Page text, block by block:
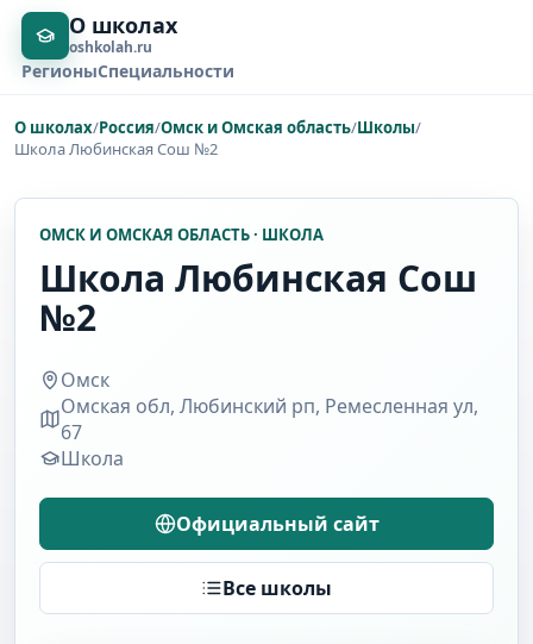
О школах
oshkolah.ru
РегионыСпециальности
О школах/Россия/Омск и Омская область/Школы/
Школа Любинская Сош №2
ОМСК И ОМСКАЯ ОБЛАСТЬ · ШКОЛА
Школа Любинская Сош
№2
Омск
Омская обл, Любинский рп, Ремесленная ул,
67
Школа
Официальный сайт
Все школы